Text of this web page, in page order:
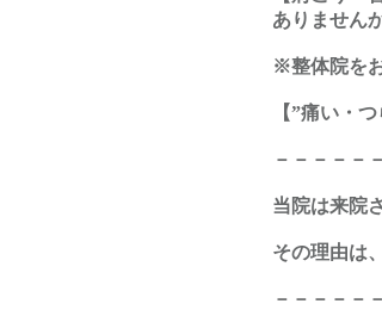
ありません
※整体院を
【”痛い・
－－－－－
当院は来院
その理由は
－－－－－